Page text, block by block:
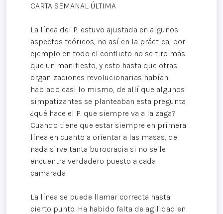
CARTA SEMANAL ÚLTIMA
La línea del P. estuvo ajustada en algunos
aspectos teóricos, no así en la práctica, por
ejemplo en todo el conflicto no se tiro más
que un manifiesto, y esto hasta que otras
organizaciones revolucionarias habían
hablado casi lo mismo, de allí que algunos
simpatizantes se planteaban esta pregunta
¿qué hace el P. que siempre va a la zaga?
Cuando tiene que estar siempre en primera
línea en cuanto a orientar a las masas, de
nada sirve tanta burocracia si no se le
encuentra verdadero puesto a cada
camarada.
La línea se puede llamar correcta hasta
cierto punto. Ha habido falta de agilidad en